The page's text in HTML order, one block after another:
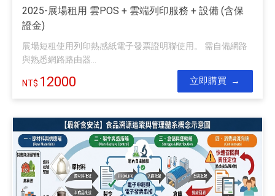
2025-展場租用 雲POS + 雲端列印服務 + 設備 (含保
證金)
展場短租使用列印熱感紙電子發票證明聯使用。 需自備網路
與熟悉網路路由器...
12000 立即購買